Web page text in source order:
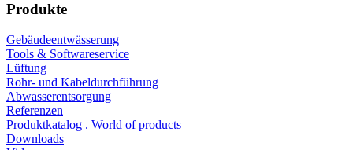
Produkte
Gebäudeentwässerung
Tools & Softwareservice
Lüftung
Rohr- und Kabeldurchführung
Abwasserentsorgung
Referenzen
Produktkatalog . World of products
Downloads